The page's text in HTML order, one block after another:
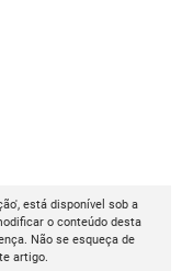
está disponível sob a
o conteúdo desta
Não se esqueça de
artigo.